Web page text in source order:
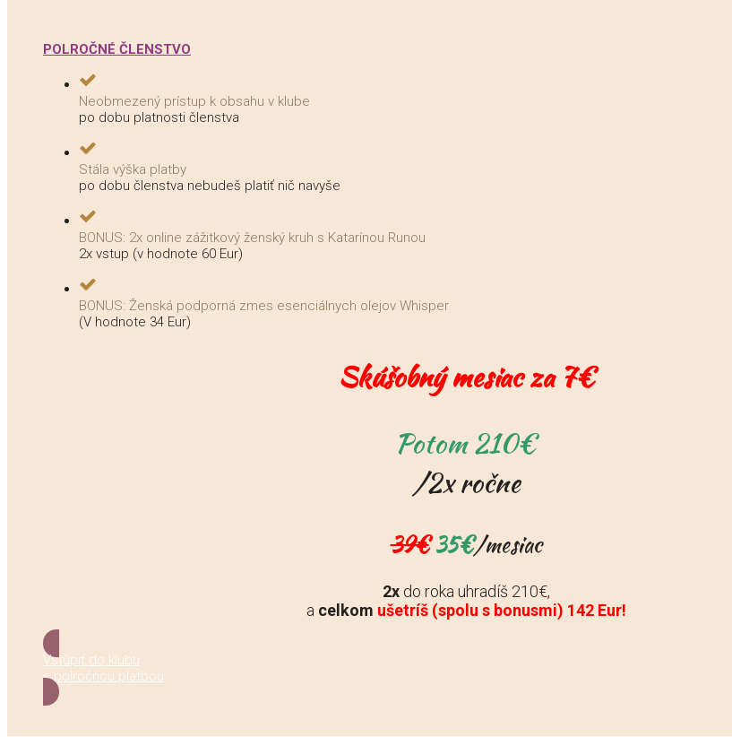
POLROČNÉ ČLENSTVO
Neobmezený prístup k obsahu v klube
po dobu platnosti členstva
Stála výška platby
po dobu členstva nebudeš platiť nič navyše
BONUS: 2x online zážitkový ženský kruh s Katarínou Runou
2x vstup (v hodnote 60 Eur)
BONUS: Ženská podporná zmes esenciálnych olejov Whisper
(V hodnote 34 Eur)
Skúšobný mesiac za 7€
Potom 210€
/2x ročne
39€35€/mesiac
2xdo roka uhradíš 210€,
a celkom ušetríš (spolu s bonusmi) 142 Eur!
Vstúpiť do klubu
s polročnou platbou